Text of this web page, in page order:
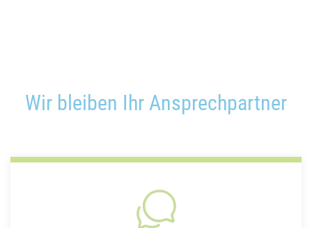
Wir bleiben Ihr Ansprechpartner